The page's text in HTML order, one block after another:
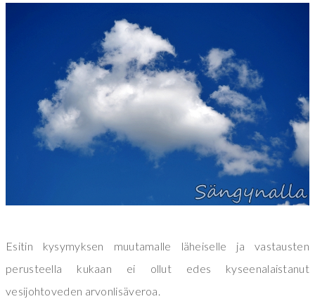
Esitin kysymyksen muutamalle läheiselle ja vastausten
perusteella kukaan ei ollut edes kyseenalaistanut
vesijohtoveden arvonlisäveroa.